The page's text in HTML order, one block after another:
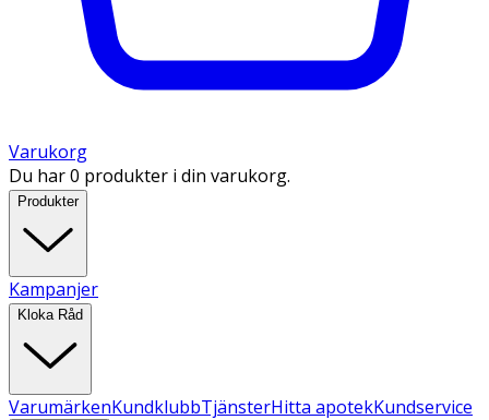
Varukorg
Du har 0 produkter i din varukorg.
Produkter
Kampanjer
Kloka Råd
VarumärkenKundklubbTjänsterHitta apotekKundservice